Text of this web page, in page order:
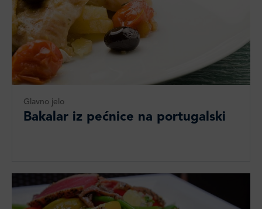
Glavno jelo
Bakalar iz pećnice na portugalski